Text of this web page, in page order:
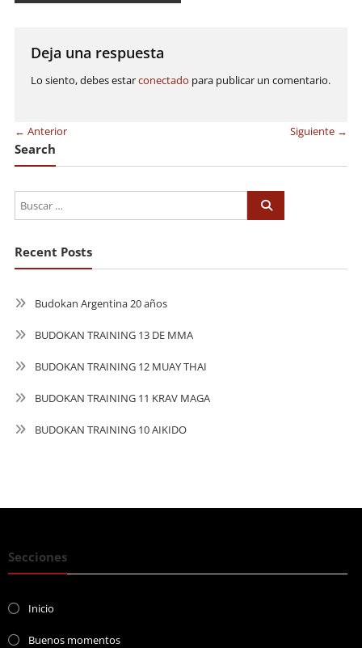
de
entradas
Deja una respuesta
Lo siento, debes estarconectado para publicar un comentario.
← Anterior Siguiente →
Search
Recent Posts
Budokan Argentina 20 años
BUDOKAN TRAINING 13 DE MMA
BUDOKAN TRAINING 12 MUAY THAI
BUDOKAN TRAINING 11 KRAV MAGA
BUDOKAN TRAINING 10 AIKIDO
Secciones
Inicio
Buenos momentos